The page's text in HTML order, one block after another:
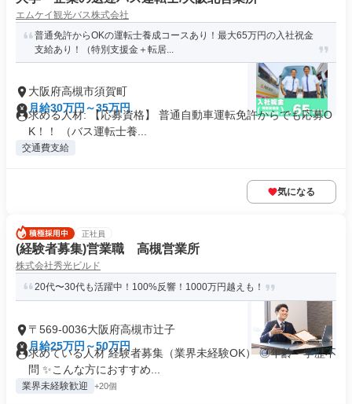
エムケイ観光バス株式会社
普通免許からOKの運転士養成コースあり！最大65万円の入社祝金
支給あり！（特別支援金＋転居...
大阪府高槻市須賀町
月給30万円～35万円
求める人材: 【応募資格】 普通自動車運転免許からでも応募O
K！！ （バス運転士養...
交通費支給
気になる
正社員
(経験者募集)営業職 高槻営業所
株式会社秀光ビルド
20代〜30代も活躍中！100%反響！1000万円越えも！
〒569-0036大阪府高槻市辻子
月給25万円～50万円
求めている人材 経験者募集（業界未経験OK） ◎年齢・学歴不
問 ✨こんな方におすすめ...
業界未経験歓迎 +20個